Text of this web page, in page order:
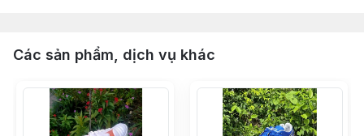
Các sản phẩm, dịch vụ khác